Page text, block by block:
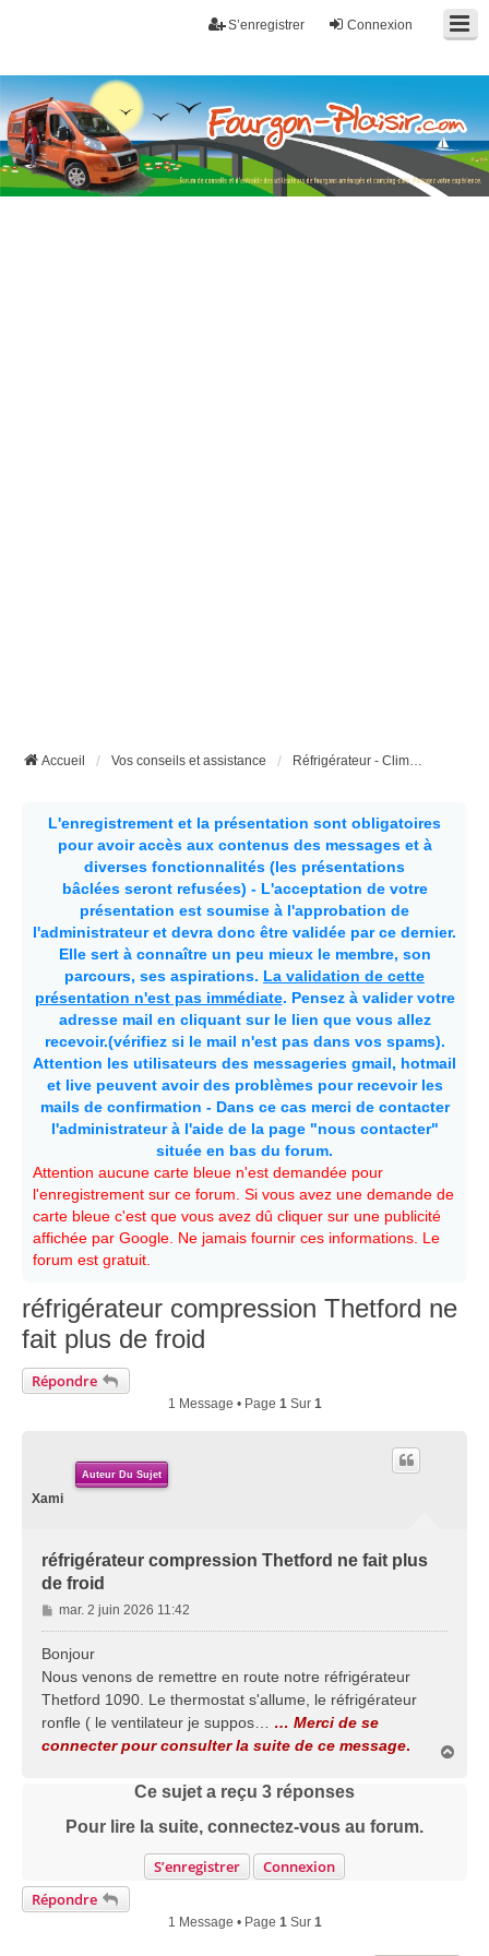
Connexion
S’enregistrer
Fourgon-plaisir.com
Forum de conseils et d'entraide des utilisateurs de fourgons, fourgons
aménagés, vans et de camping-car. Partagez votre expérience.
Accueil Vos conseils et assistance Réfrigérateur - Climatisation etc...
L'enregistrement et la présentation sont obligatoires
pour avoir accès aux contenus des messages et à
diverses fonctionnalités (les présentations
bâclées seront refusées) - L'acceptation de votre
présentation est soumise à l'approbation de
l'administrateur et devra donc être validée par ce dernier.
Elle sert à connaître un peu mieux le membre, son
parcours, ses aspirations. La validation de cette
présentation n'est pas immédiate. Pensez à valider votre
adresse mail en cliquant sur le lien que vous allez
recevoir.(vérifiez si le mail n'est pas dans vos spams).
Attention les utilisateurs des messageries gmail, hotmail
et live peuvent avoir des problèmes pour recevoir les
mails de confirmation - Dans ce cas merci de contacter
l'administrateur à l'aide de la page "nous contacter"
située en bas du forum.
Attention aucune carte bleue n'est demandée pour
l'enregistrement sur ce forum. Si vous avez une demande de
carte bleue c'est que vous avez dû cliquer sur une publicité
affichée par Google. Ne jamais fournir ces informations. Le
forum est gratuit.
réfrigérateur compression Thetford ne
fait plus de froid
Répondre
1 Message • Page 1Sur 1
Auteur Du Sujet
Xami
réfrigérateur compression Thetford ne fait plus
de froid
M
e
a
g
e
mar. 2 juin 2026 11:42
Bonjour
Nous venons de remettre en route notre réfrigérateur
Thetford 1090. Le thermostat s'allume, le réfrigérateur
ronfle ( le ventilateur je suppos…
… Merci de se
connecter pour consulter la suite de ce message.
Ce sujet a reçu 3 réponses
Pour lire la suite, connectez-vous au forum.
S’enregistrer
Connexion
Répondre
1 Message • Page 1 Sur 1